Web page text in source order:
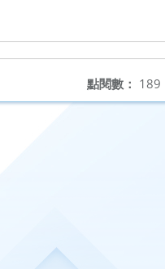
點閱數： 189